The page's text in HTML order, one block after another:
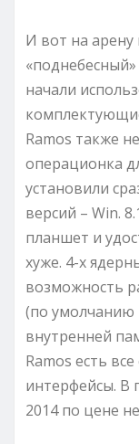
И вот на
начали
Ramos также
операционка
установили
версий – Win.
планшет и
хуже. 4-х
возможность
(по умолчанию
внутренней
Ramos есть
интерфейсы. В
2014 по цене